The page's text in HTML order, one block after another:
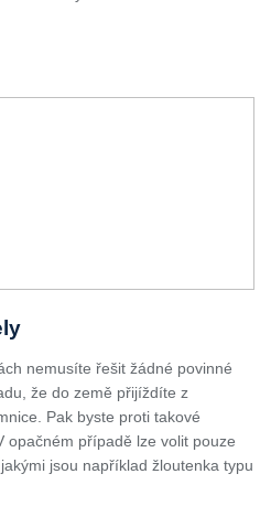
nemusíte řešit žádné povinné
že do země přijíždíte z
Pak byste proti takové
opačném případě lze volit pouze
jsou například žloutenka typu